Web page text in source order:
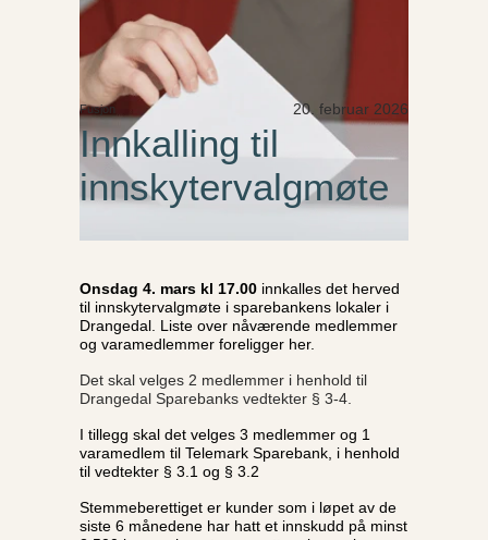
Fusjon
Innkalling til
innskytervalgmøte
20. februar 2026
Onsdag 4. mars kl 17.00 innkalles det herved
til innskytervalgmøte i sparebankens lokaler i
Drangedal. Liste over nåværende medlemmer
og varamedlemmer foreligger her.
Det skal velges 2 medlemmer i henhold til
Drangedal Sparebanks vedtekter § 3-4.
I tillegg skal det velges 3 medlemmer og 1
varamedlem til Telemark Sparebank, i henhold
til vedtekter § 3.1 og § 3.2
Stemmeberettiget er kunder som i løpet av de
siste 6 månedene har hatt et innskudd på minst